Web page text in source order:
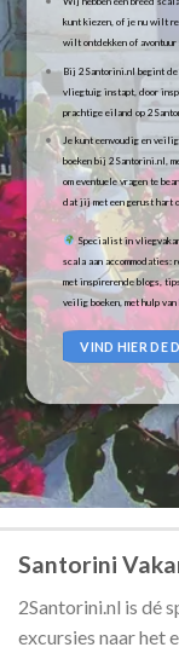
kunt kiezen, of je nu wilt
wilt ontdekken of avontuur
Bij 2Santorini.nl begint
vliegtuig instapt, door
prachtige eiland op
Je kunt eenvoudig en
boeken bij 2Santorini.nl,
om eventuele vragen te
dat jij met een gerust hart
Specialist in
scala aan accommodaties:
met inspirerende blogs,
veilig boeken, met hulp van
VIND HIER DE
Santorini
2Santorini.nl is dé
excursies naar het